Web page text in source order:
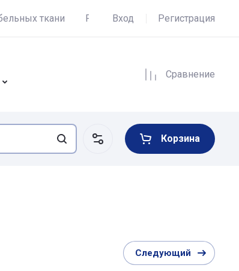
ткани Регистрация Полезно знать
Вход Регистрация
Сравнение
Корзина
Следующий